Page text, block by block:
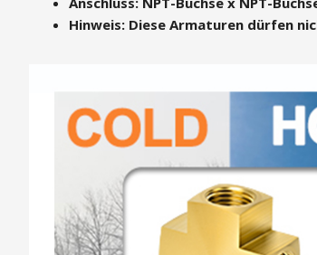
Hinweis: Diese Armaturen dürfen